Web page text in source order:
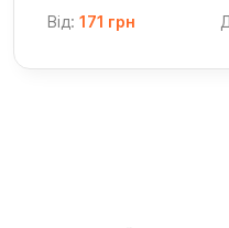
Від: 171 грн